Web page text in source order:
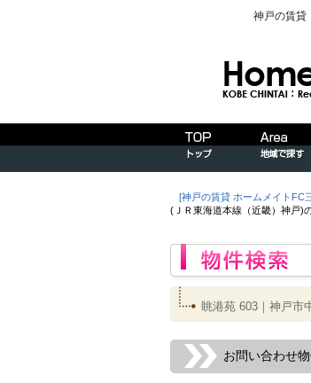
神戸の賃貸
[神戸の賃貸 ホームメイトFC
(ＪＲ東海道本線（近畿）神戸)
眺港苑 603｜神戸市
お問い合わせ